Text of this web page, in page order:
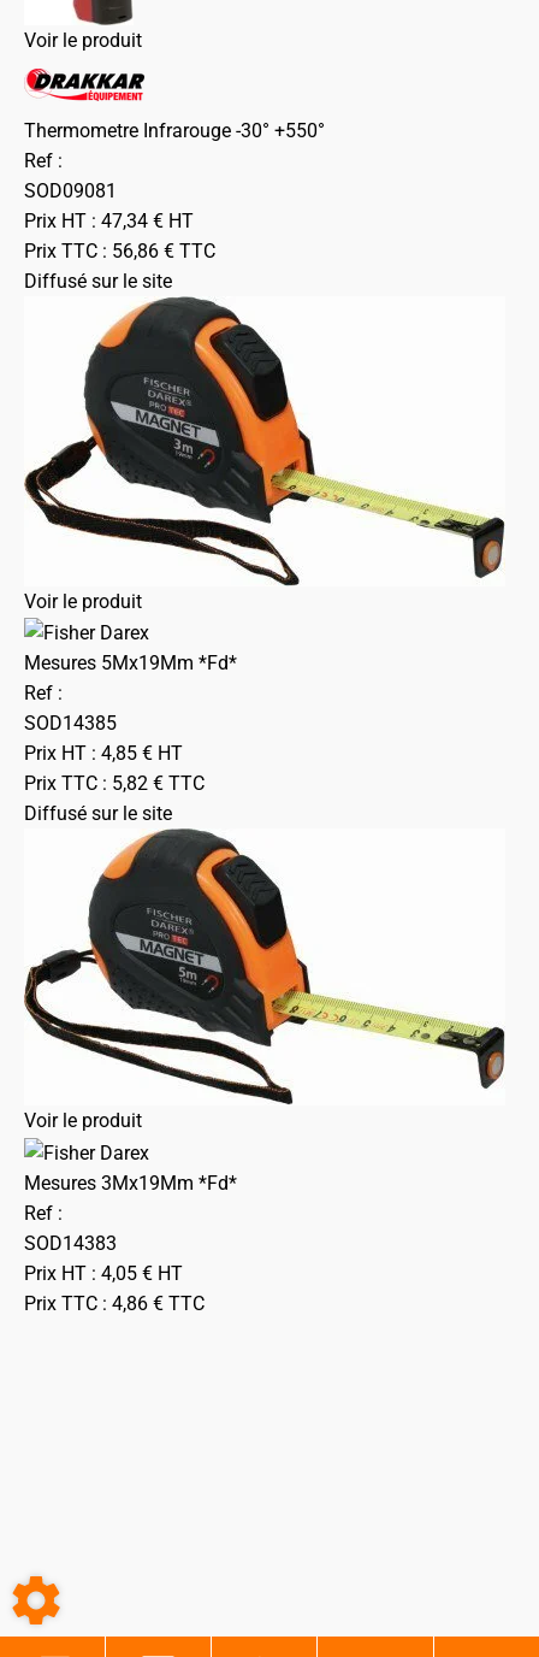
Voir le produit
Thermometre Infrarouge -30° +550°
Ref :
SOD09081
Prix HT : 47,34 € HT
Prix TTC : 56,86 € TTC
Diffusé sur le site
Voir le produit
Mesures 5Mx19Mm *Fd*
Ref :
SOD14385
Prix HT : 4,85 € HT
Prix TTC : 5,82 € TTC
Diffusé sur le site
Voir le produit
Mesures 3Mx19Mm *Fd*
Ref :
SOD14383
Prix HT : 4,05 € HT
Prix TTC : 4,86 € TTC